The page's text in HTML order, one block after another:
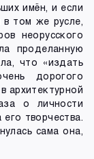
имён, и если
в том же русле,
неорусского
проделанную
что «издать
дорогого
архитектурной
о личности
творчества.
сама она,